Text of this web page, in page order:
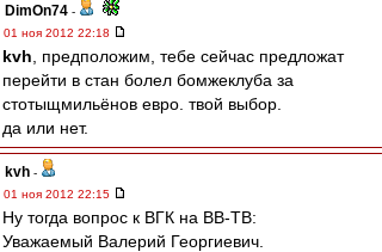
DimOn74 -
01 ноя 2012 22:18
kvh , предположим, тебе сейчас предложат
перейти в стан болел бомжеклуба за
стотыщмильёнов евро. твой выбор.
да или нет.
kvh -
01 ноя 2012 22:15
Ну тогда вопрос к ВГК на ВВ-ТВ:
Уважаемый Валерий Георгиевич.